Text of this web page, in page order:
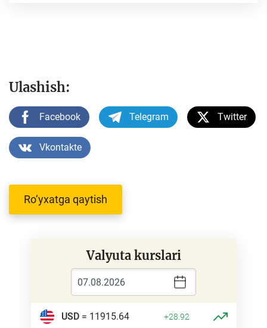
Ulashish:
Facebook Telegram Twitter
Vkontakte
Ro‘yxatga qaytish
Valyuta kurslari
USD= 11915.64 +28.92